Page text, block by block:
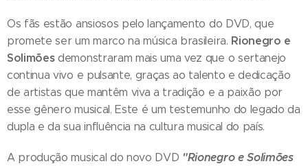
Os fãs estão ansiosos pelo lançamento do DVD, que
promete ser um marco na música brasileira. Rionegro e
Solimõesdemonstraram mais uma vez que o sertanejo
continua vivo e pulsante, graças ao talento e dedicação
de artistas que mantêm viva a tradição e a paixão por
esse gênero musical. Este é um testemunho do legado da
dupla e da sua influência na cultura musical do país.
A produção musical do novo DVD "Rionegro e Solimões